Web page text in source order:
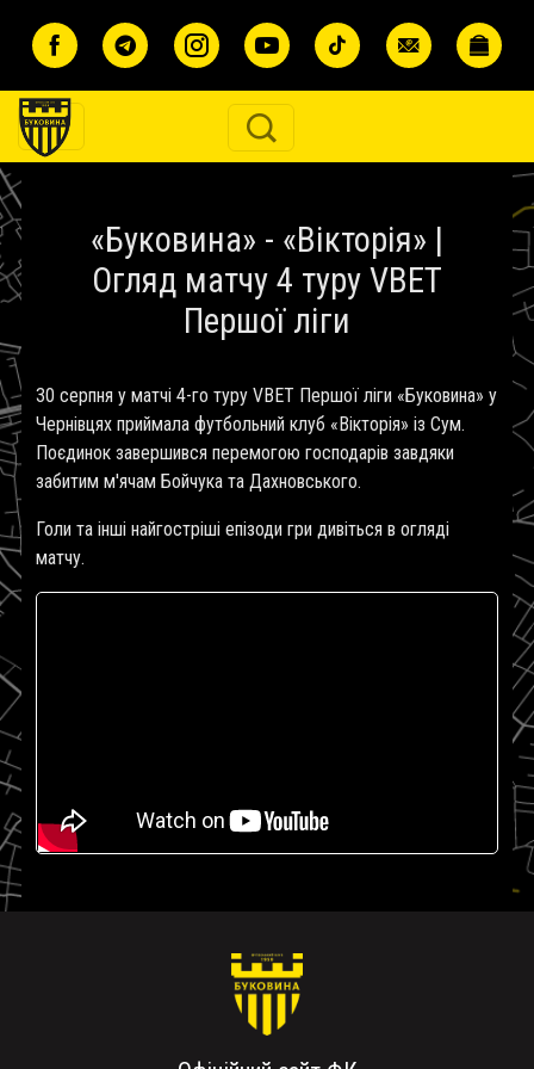
«Буковина» - «Вікторія» |
Огляд матчу 4 туру VBET
Першої ліги
30 серпня у матчі 4-го туру VBET Першої ліги «Буковина» у
Чернівцях приймала футбольний клуб «Вікторія» із Сум.
Поєдинок завершився перемогою господарів завдяки
забитим м'ячам Бойчука та Дахновського.
Голи та інші найгостріші епізоди гри дивіться в огляді
матчу.